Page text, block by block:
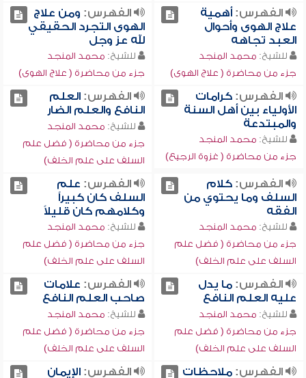
الفهرس:أهمية
علاج الهوى وأحوال
العبد تجاهه
للشيخ: محمد المنجد
جزء من محاضرة ( علاج الهوى)
الفهرس: ومن علاج
الهوى التجرد الحقيقي
لله عز وجل
للشيخ: محمد المنجد
جزء من محاضرة ( علاج الهوى)
الفهرس:كرامات
الأولياء بين أهل السنة
والمبتدعة
للشيخ: محمد المنجد
جزء من محاضرة ( غزوة الرجيع)
الفهرس:العلم
النافع والعلم الضار
للشيخ: محمد المنجد
جزء من محاضرة ( فضل علم
السلف على علم الخلف)
الفهرس:كلام
السلف وما يحتوي من
الفقه
للشيخ: محمد المنجد
جزء من محاضرة ( فضل علم
السلف على علم الخلف)
الفهرس: علم
السلف كان كبيراً
وكلامهم كان قليلاً
للشيخ: محمد المنجد
جزء من محاضرة ( فضل علم
السلف على علم الخلف)
الفهرس:ما يدل
عليه العلم النافع
للشيخ: محمد المنجد
جزء من محاضرة ( فضل علم
السلف على علم الخلف)
الفهرس: علامات
صاحب العلم النافع
للشيخ: محمد المنجد
جزء من محاضرة ( فضل علم
السلف على علم الخلف)
الفهرس:ملاحظات الفهرس:الإيمان